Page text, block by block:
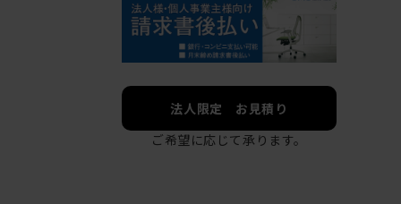
法人限定 お見積り
ご希望に応じて承ります。